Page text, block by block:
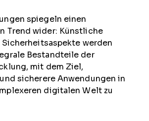
spiegeln einen
Trend wider: Künstliche
Sicherheitsaspekte werden
Bestandteile der
mit dem Ziel,
sicherere Anwendungen in
digitalen Welt zu